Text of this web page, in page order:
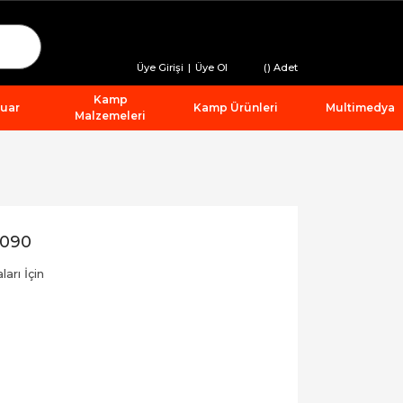
Üye Girişi | Üye Ol () Adet
Kamp
Malzemeleri
Kamp Ürünleri Multimedya
İçin